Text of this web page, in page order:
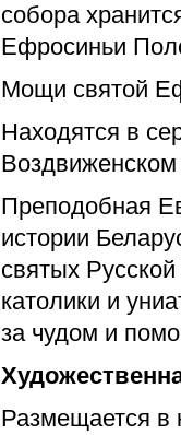
собора
Ефросиньи
Мощи святой
Находятся в
Преподобная
истории
святых
католики и
за чудом и
Размещается в